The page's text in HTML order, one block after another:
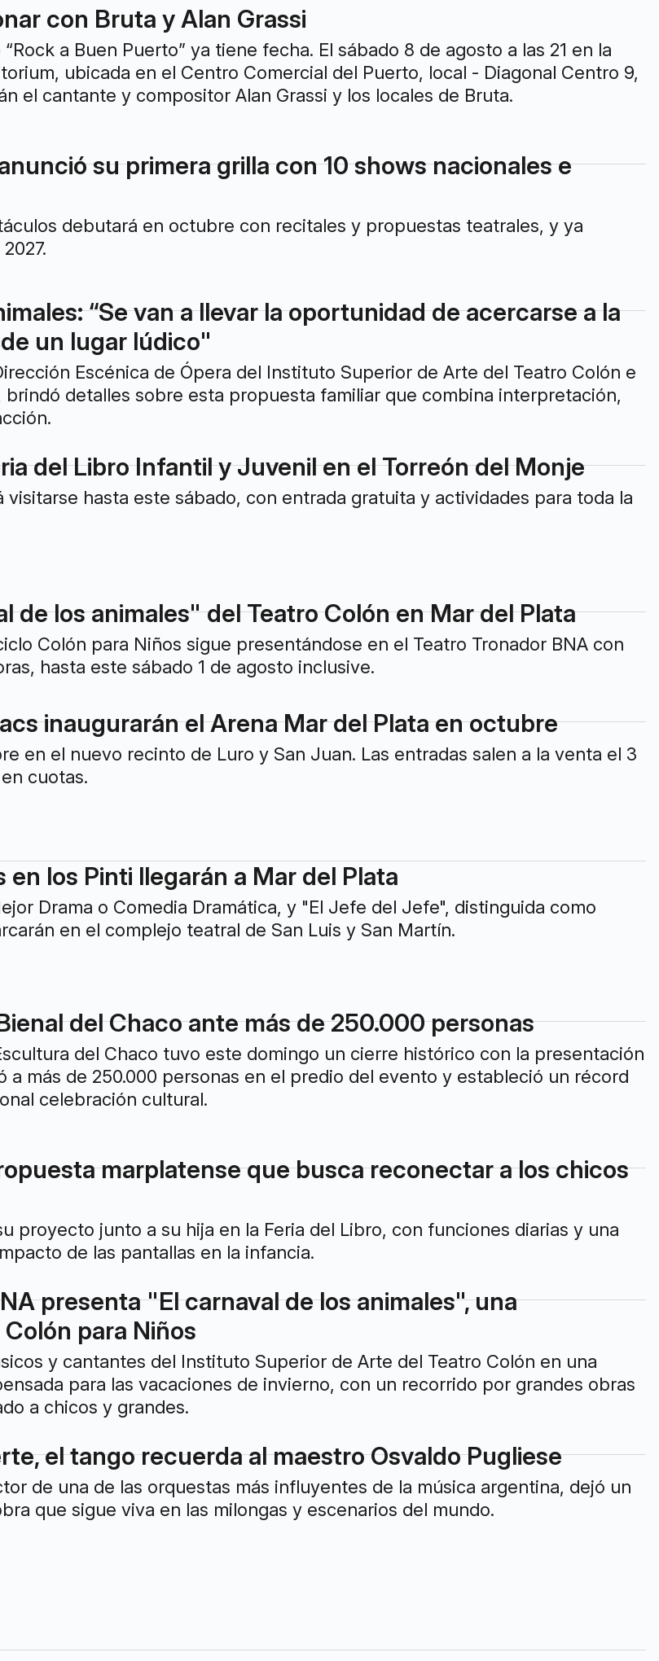
con Bruta y Alan Grassi
a Buen Puerto” ya tiene fecha. El sábado 8 de agosto a las 21 en la
ubicada en el Centro Comercial del Puerto, local - Diagonal Centro 9,
el cantante y compositor Alan Grassi y los locales de Bruta.
su primera grilla con 10 shows nacionales e
debutará en octubre con recitales y propuestas teatrales, y ya
“Se van a llevar la oportunidad de acercarse a la
un lugar lúdico"
Escénica de Ópera del Instituto Superior de Arte del Teatro Colón e
detalles sobre esta propuesta familiar que combina interpretación,
del Libro Infantil y Juvenil en el Torreón del Monje
hasta este sábado, con entrada gratuita y actividades para toda la
de los animales" del Teatro Colón en Mar del Plata
Colón para Niños sigue presentándose en el Teatro Tronador BNA con
hasta este sábado 1 de agosto inclusive.
inaugurarán el Arena Mar del Plata en octubre
en el nuevo recinto de Luro y San Juan. Las entradas salen a la venta el 3
cuotas.
en los Pinti llegarán a Mar del Plata
Drama o Comedia Dramática, y "El Jefe del Jefe", distinguida como
en el complejo teatral de San Luis y San Martín.
del Chaco ante más de 250.000 personas
del Chaco tuvo este domingo un cierre histórico con la presentación
a más de 250.000 personas en el predio del evento y estableció un récord
celebración cultural.
marplatense que busca reconectar a los chicos
proyecto junto a su hija en la Feria del Libro, con funciones diarias y una
de las pantallas en la infancia.
presenta "El carnaval de los animales", una
para Niños
y cantantes del Instituto Superior de Arte del Teatro Colón en una
para las vacaciones de invierno, con un recorrido por grandes obras
a chicos y grandes.
el tango recuerda al maestro Osvaldo Pugliese
de una de las orquestas más influyentes de la música argentina, dejó un
que sigue viva en las milongas y escenarios del mundo.